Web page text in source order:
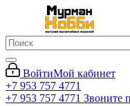
ВойтиМой кабинет
+7 953 757 4771
+7 953 757 4771 Звоните